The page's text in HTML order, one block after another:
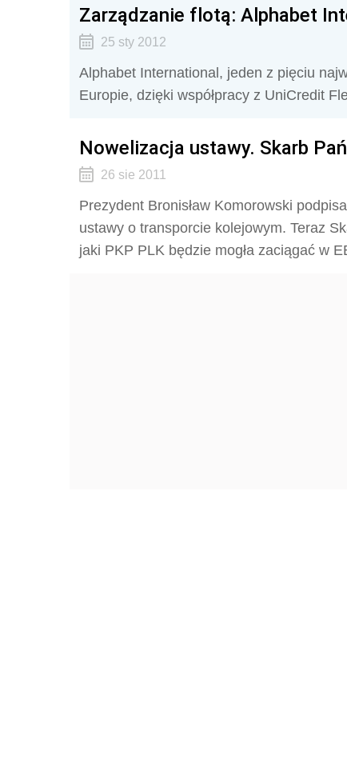
Zarządzanie flotą: Alphabet
25 sty 2012
Alphabet International, jeden z pięciu
Europie, dzięki współpracy z UniCredit
Nowelizacja ustawy. Skarb
26 sie 2011
Prezydent Bronisław Komorowski
ustawy o transporcie kolejowym. Teraz
jaki PKP PLK będzie mogła zaciągać w